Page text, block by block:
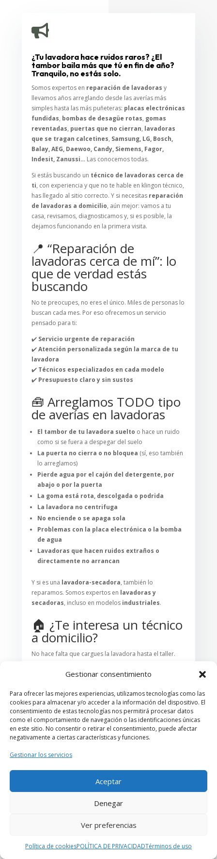
Gestionar consentimiento
Para ofrecer las mejores experiencias, utilizamos tecnologías como las
cookies para almacenar y/o acceder a la información del dispositivo. El
consentimiento de estas tecnologías nos permitirá procesar datos
como el comportamiento de navegación o las identificaciones únicas
en este sitio. No consentir o retirar el consentimiento, puede afectar
negativamente a ciertas características y funciones.
Gestionar los servicios
Aceptar
Denegar
Ver preferencias
Política de cookiesPOLÍTICA DE PRIVACIDADTérminos de uso

¿Tu lavadora hace ruidos raros? ¿El
tambor baila más que tú en fin de año?
Tranquilo, no estás solo.
Somos expertos en reparación de lavadoras y
llevamos años arreglando desde las averías más
simples hasta las más puñeteras: placas electrónicas
fundidas, bombas de desagüe rotas, gomas
reventadas, puertas que no cierran, lavadoras
que se tragan calcetines, Samsung, LG, Bosch,
Balay, AEG, Daewoo, Candy, Siemens, Fagor,
Indesit, Zanussi… Las conocemos todas.
Si estás buscando un técnico de lavadoras cerca de
ti, con experiencia y que no te hable en klingon técnico,
has llegado al sitio correcto. Y si necesitas reparación
de lavadoras a domicilio, aún mejor: vamos a tu
casa, revisamos, diagnosticamos y, si es posible, la
dejamos funcionando en la primera visita.
📍 “Reparación de
lavadoras cerca de mí”: lo
que de verdad estás
buscando
No te preocupes, no eres el único. Miles de personas lo
buscan cada mes. Por eso ofrecemos un servicio
pensado para ti:
✔️ Servicio urgente de reparación
✔️Atención personalizada según la marca de tu
lavadora
✔️ Técnicos especializados en cada modelo
✔️ Presupuesto claro y sin sustos
🧰 Arreglamos TODO tipo
de averías en lavadoras
El tambor de tu lavadora suelto o hace un ruido
como si se fuera a despegar del suelo
La puerta no cierra o no bloquea (sí, eso también
lo arreglamos)
Pierde agua por el cajón del detergente, por
abajo o por la puerta
La goma está rota, descolgada o podrida
La lavadora no centrifuga
No enciende o se apaga sola
Problemas con la placa electrónica o la bomba
de agua
Lavadoras que hacen ruidos extraños o
directamente no arrancan
Y si es una lavadora-secadora, también lo
reparamos. Somos expertos en lavadoras y
secadoras, incluso en modelos industriales.
🏠 ¿Te interesa un técnico
a domicilio?
No hace falta que cargues la lavadora hasta el taller.
sin letra pequeña ni excusas. Llegamos, revisamos,
¿Dónde?En toda la ciudad de Barcelona y
alrededores.
Nos buscan con frases como:
reparación de lavadora a domicilio
aparecemos en Google. Por algo será.
🔧 Marcas que reparamos
cada semana